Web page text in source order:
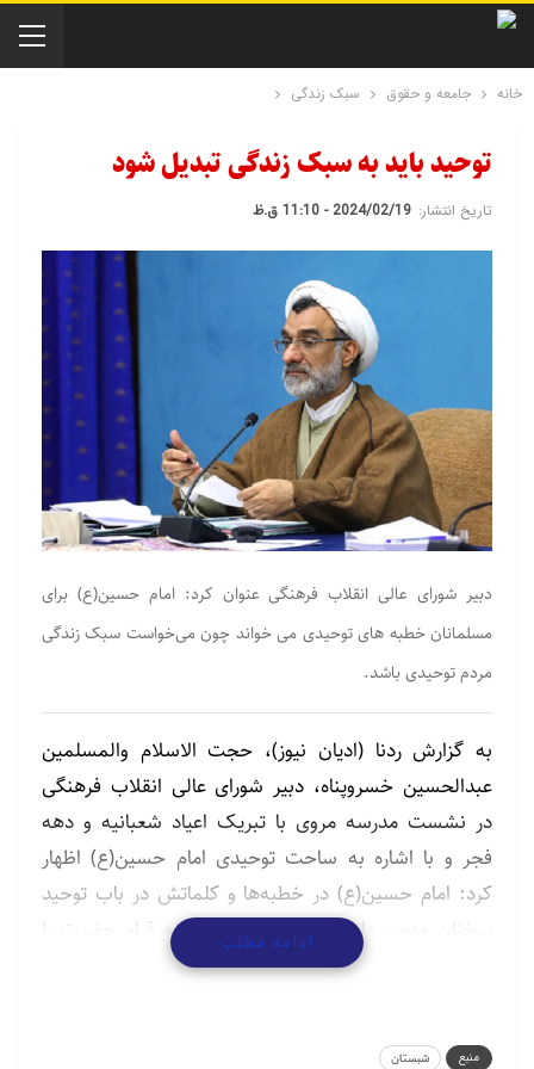
خانه جامعه و حقوق سبک زندگی
توحید باید به سبک زندگی تبدیل شود
تاریخ انتشار: 2024/02/19 - 11:10 ق.ظ
دبیر شورای عالی انقلاب فرهنگی عنوان کرد: امام حسین(ع) برای
مسلمانان خطبه های توحیدی می خواند چون می‌خواست سبک زندگی
مردم توحیدی باشد.
به گزارش ردنا (ادیان نیوز)، حجت الاسلام والمسلمین
عبدالحسین خسروپناه، دبیر شورای عالی انقلاب فرهنگی
در نشست مدرسه مروی با تبریک اعیاد شعبانیه و دهه
فجر و با اشاره به ساحت توحیدی امام حسین(ع) اظهار
کرد: امام حسین(ع) در خطبه‌ها و کلماتش در باب توحید
سخنان مهمی دارد و حتی می‌توان فلسفه قیام حضرت را
همین توحید دانست، فلسفه قیام ائمه و پیامبر به خاطر
ادامه مطلب
منبع
شبستان